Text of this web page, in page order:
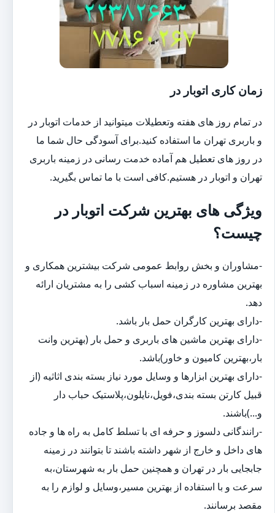
زمان کاری اتوبار در
در تمام روز های هفته وتعطیلات میتوانید از خدمات اتوبار در
و باربری تهران ما استفاده کنید.برای آسودگی حال شما ما
در روز های تعطیل هم آماده خدمت رسانی در زمینه باربری
تهران و اتوبار در هستیم.کافی است با ما تماس بگیرید.
ویژگی های بهترین شرکت اتوبار در
چیست؟
-مشاوران و بخش روابط عمومی شرکت بیشترین همکاری و
بهترین مشاوره در زمینه اسباب کشی را به مشتریان ارائه
دهد.
-دارای بهترین کارگران حمل بار باشد.
-دارای بهترین ماشین های باربری و حمل بار (بهترین وانت
بار،بهترین کامیون و خاور)باشد.
-دارای بهترین ابزارها و وسایل مورد نیاز بسته بندی اثاثیه (از
قبیل کارتن بسته بندی،فویل،نایلون،پلاستیک حباب دار
و...)باشند.
-رانندگانی دلسوز و حرفه ای با تسلط کامل به راه ها و جاده
های داخل و خارج از شهر داشته باشند تا بتوانند در زمینه
جابجایی بار در تهران و همچنین حمل بار به شهرستان،به
سرعت و با استفاده از بهترین مسیر،وسایل و لوازم را به
مقصد برسانند.